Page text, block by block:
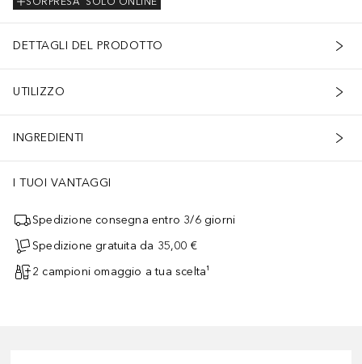
DETTAGLI DEL PRODOTTO
UTILIZZO
INGREDIENTI
I TUOI VANTAGGI
Spedizione consegna entro 3/6 giorni
Spedizione gratuita da 35,00 €
2 campioni omaggio a tua scelta¹